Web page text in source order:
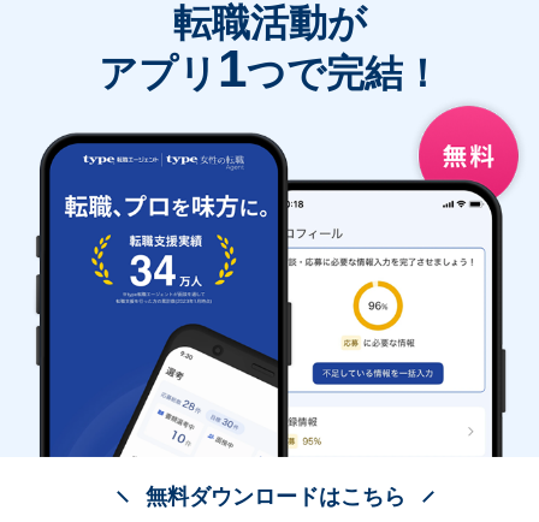
転職活動が
アプリ 1つで完結！
無料ダウンロードはこちら